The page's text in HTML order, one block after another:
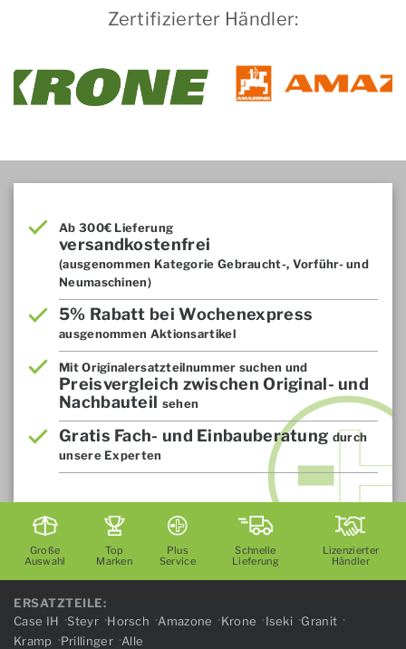
Zertifizierter Händler:
Ab 300€ Lieferung
versandkostenfrei
(ausgenommen Kategorie Gebraucht-, Vorführ- und
Neumaschinen)
5% Rabatt bei Wochenexpress
ausgenommen Aktionsartikel
Mit Originalersatzteilnummer suchen und
Preisvergleich zwischen Original- und
Nachbauteil sehen
Gratis Fach- und Einbauberatung durch
unsere Experten
Große
Auswahl
Top
Marken
Plus
Service
Schnelle
Lieferung
Lizenzierter
Händler
ERSATZTEILE:
Case IH
Steyr Horsch Amazone Krone Iseki
Granit
Kramp
Prillinger Alle